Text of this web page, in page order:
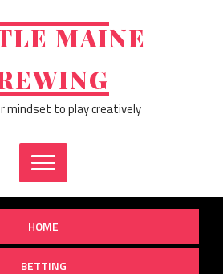
MAINE
mindset to play creatively
HOME
BETTING